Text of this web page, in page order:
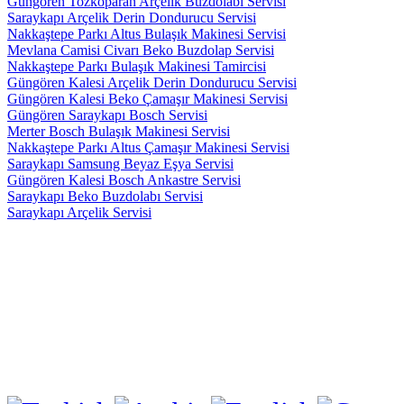
Saraykapı Arçelik Derin Dondurucu Servisi
Nakkaştepe Parkı Altus Bulaşık Makinesi Servisi
Mevlana Camisi Civarı Beko Buzdolap Servisi
Nakkaştepe Parkı Bulaşık Makinesi Tamircisi
Güngören Kalesi Arçelik Derin Dondurucu Servisi
Güngören Kalesi Beko Çamaşır Makinesi Servisi
Güngören Saraykapı Bosch Servisi
Merter Bosch Bulaşık Makinesi Servisi
Nakkaştepe Parkı Altus Çamaşır Makinesi Servisi
Saraykapı Samsung Beyaz Eşya Servisi
Güngören Kalesi Bosch Ankastre Servisi
Saraykapı Beko Buzdolabı Servisi
Saraykapı Arçelik Servisi